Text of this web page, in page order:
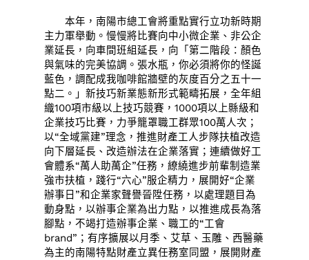
本年，南陽市總工會將重點實行立功新時期
主力軍舉動。慢慢將比賽向中小微企業、非公企
業延長，向車間班組延長，向「第二階段：顏色
與氣味的完美協調。張水瓶，你必須將你的怪誕
藍色，調配成我咖啡館牆壁的灰度百分之五十一
點二。」新技巧新業態新形式範疇拓展，全年組
織100項市級以上技巧競賽，1000項以上縣級和
企業技巧比賽，力爭籠罩職工群眾100萬人次；
以“全域黨建”理念，推進財產工人步隊扶植改造
向下層延長、改造辦法在企業落實；連續做好工
會體系“萬人助萬企”任務，繚繞進步前輩制造業
強市扶植，踐行“六心”服企精力，展開好“企業
辦事日”和企業家聲譽晉陞任務，以處理題目為
動身點，以辦事企業為出力點，以推進成長為落
腳點，不竭打造辦事企業、職工的“工會
brand”；有序擴展以月季、艾草、玉雕、西醫藥
為主的南陽特點財產立異任務室同盟，展開財產